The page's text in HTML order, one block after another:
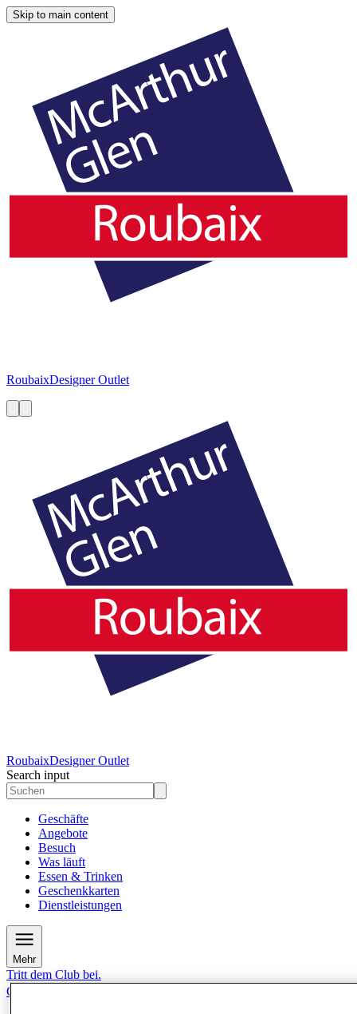
Skip to main content
RoubaixDesigner Outlet
RoubaixDesigner Outlet
Search input
Geschäfte
Angebote
Besuch
Was läuft
Essen & Trinken
Geschenkkarten
Dienstleistungen
Mehr
Tritt dem Club bei.
Gerettet